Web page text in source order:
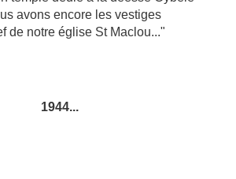
avons encore les vestiges
de notre église St Maclou..."
1944...